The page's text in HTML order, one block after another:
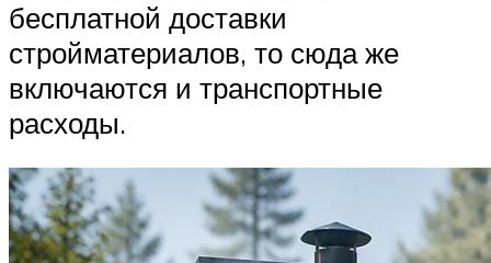
бесплатной доставки
стройматериалов, то сюда же
включаются и транспортные
расходы.